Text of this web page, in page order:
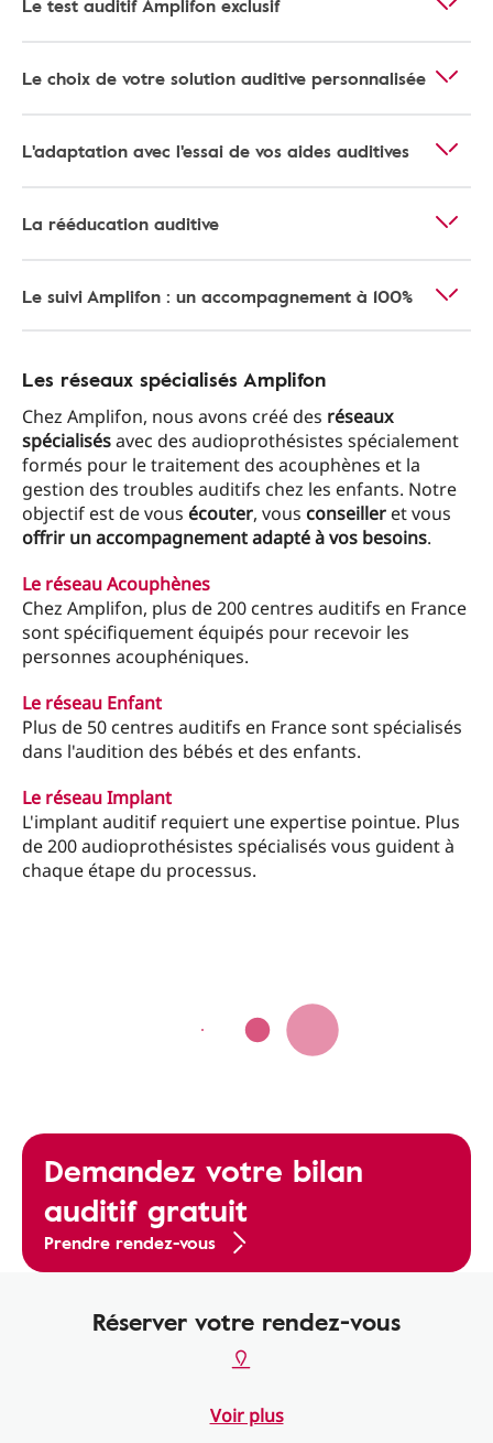
Le test auditif Amplifon exclusif
Le choix de votre solution auditive personnalisée
L'adaptation avec l'essai de vos aides auditives
La rééducation auditive
Le suivi Amplifon : un accompagnement à 100%
Les réseaux spécialisés Amplifon
Chez Amplifon, nous avons créé des réseaux
spécialisésavec des audioprothésistes spécialement
formés pour le traitement des acouphènes et la
gestion des troubles auditifs chez les enfants. Notre
objectif est de vous écouter, vous conseiller et vous
offrir un accompagnement adapté à vos besoins.
Le réseau Acouphènes
Chez Amplifon, plus de 200 centres auditifs en France
sont spécifiquement équipés pour recevoir les
personnes acouphéniques.
Le réseau Enfant
Plus de 50 centres auditifs en France sont spécialisés
dans l'audition des bébés et des enfants.
Le réseau Implant
L'implant auditif requiert une expertise pointue. Plus
de 200 audioprothésistes spécialisés vous guident à
chaque étape du processus.
Demandez votre bilan
auditif gratuit
Prendre rendez-vous
Réserver votre rendez-vous
Voir plus